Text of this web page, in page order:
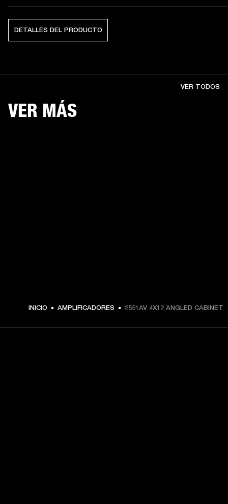
DETALLES DEL PRODUCTO
VER MÁS
VER TODOS
INICIO AMPLIFICADORES 2551AV 4X12 ANGLED CABINET